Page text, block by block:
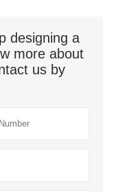
designing a
more about
us by